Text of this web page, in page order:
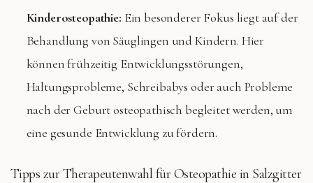
Kinderosteopathie: Ein besonderer Fokus liegt auf der
Behandlung von Säuglingen und Kindern. Hier
können frühzeitig Entwicklungsstörungen,
Haltungsprobleme, Schreibabys oder auch Probleme
nach der Geburt osteopathisch begleitet werden, um
eine gesunde Entwicklung zu fördern.
Tipps zur Therapeutenwahl für Osteopathie in Salzgitter